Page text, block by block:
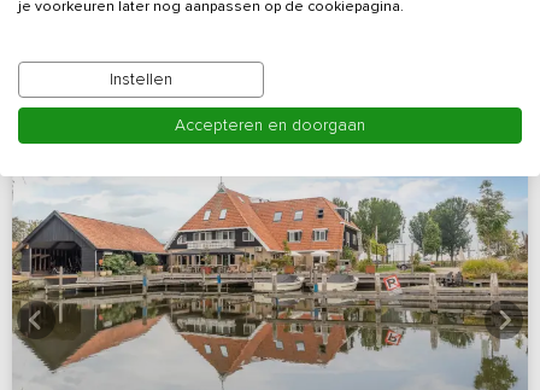
Bekijk details
je voorkeuren later nog aanpassen op de cookiepagina.
Instellen
Accepteren en doorgaan